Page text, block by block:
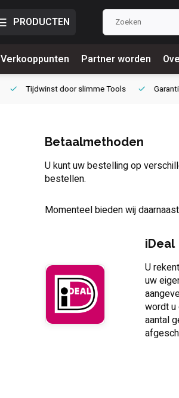
PRODUCTEN
Verkooppunten Partner worden
Tijdwinst doorslimme Tools Garantie
Betaalmethoden
U kunt uw bestelling op
bestellen.
Momenteel bieden wij
iDeal
U
uw
wordt u
aantal